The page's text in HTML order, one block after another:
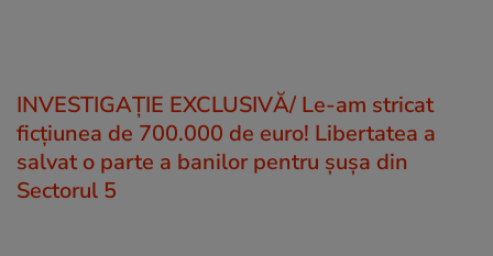
INVESTIGAȚIE EXCLUSIVĂ/ Le-am stricat
ficțiunea de 700.000 de euro! Libertatea a
salvat o parte a banilor pentru șușa din
Sectorul 5